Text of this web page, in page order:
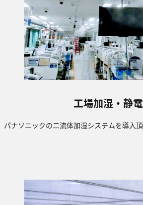
工場加湿・静
パナソニックの二流体加湿システムを導入